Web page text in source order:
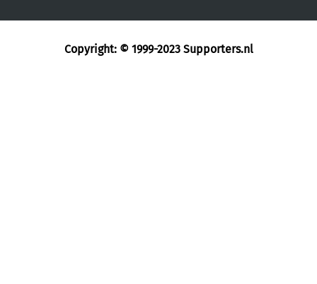
Copyright: © 1999-2023 Supporters.nl